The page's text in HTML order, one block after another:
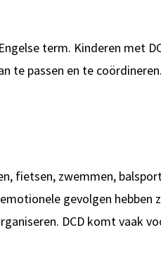
term. Kinderen met
te passen en te
fietsen, zwemmen,
gevolgen hebben
DCD komt vaak